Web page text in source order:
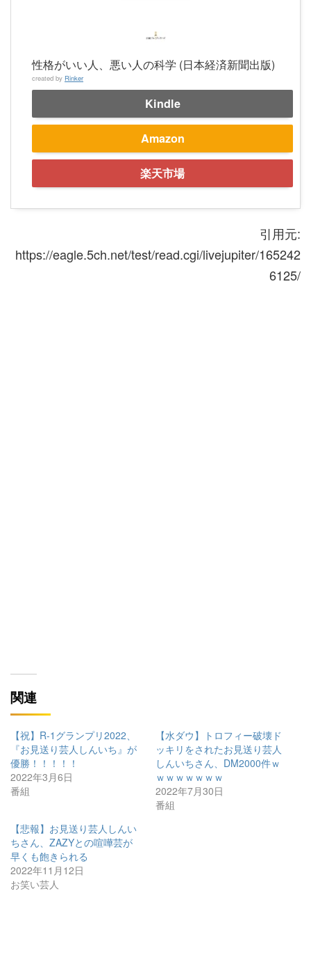
性格がいい人、悪い人の科学 (日本経済新聞出版)
created by Rinker
Kindle
Amazon
楽天市場
引用元:
https://eagle.5ch.net/test/read.cgi/livejupiter/165242
6125/
関連
【祝】R-1グランプリ2022、
『お見送り芸人しんいち』が
優勝！！！！！
2022年3月6日
番組
【水ダウ】トロフィー破壊ド
ッキリをされたお見送り芸人
しんいちさん、DM2000件ｗ
ｗｗｗｗｗｗｗ
2022年7月30日
番組
【悲報】お見送り芸人しんい
ちさん、ZAZYとの喧嘩芸が
早くも飽きられる
2022年11月12日
お笑い芸人